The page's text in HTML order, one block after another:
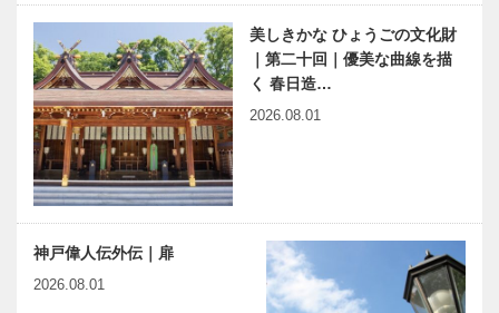
美しきかな ひょうごの文化財
｜第二十回｜優美な曲線を描
く 春日造…
2026.08.01
神戸偉人伝外伝｜扉
2026.08.01